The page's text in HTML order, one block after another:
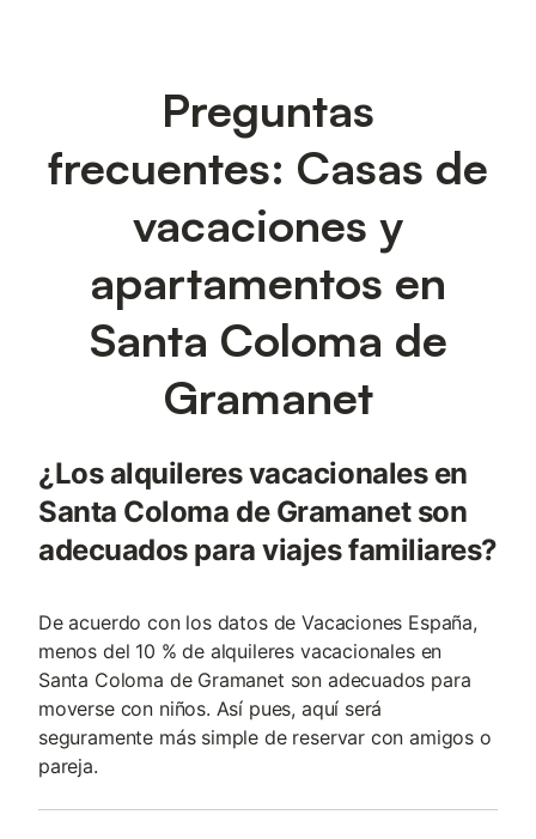
Preguntas
frecuentes: Casas de
vacaciones y
apartamentos en
Santa Coloma de
Gramanet
¿Los alquileres vacacionales en
Santa Coloma de Gramanet son
adecuados para viajes familiares?
De acuerdo con los datos de Vacaciones España,
menos del 10 % de alquileres vacacionales en
Santa Coloma de Gramanet son adecuados para
moverse con niños. Así pues, aquí será
seguramente más simple de reservar con amigos o
pareja.